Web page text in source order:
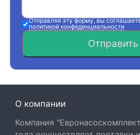
Отправляя эту форму, вы
политикой конфеденциальности
Отправить
О компании
Компания